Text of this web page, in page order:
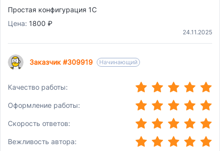
24.11.2025
Простая конфигурация 1С
Цена: 1800 ₽
Заказчик #309919 Начинающий
Качество работы: (*)(*) (*) (*) (*)
Оформление работы: (*)(*) (*) (*) (*)
Скорость ответов: (*)(*) (*) (*) (*)
Вежливость автора: (*)(*) (*) (*) (*)